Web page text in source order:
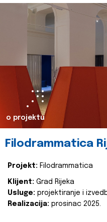
o projektu
Filodrammatica
Projekt: Filodrammatica
Klijent: Grad Rijeka
Usluge: projektiranje i
Realizacija: prosinac 2025.